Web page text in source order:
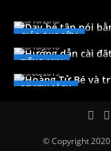
GIÁO DỤC SỚM
28/10/2018
TIẾNG ANH
máy tính
20/10/2018
REVIEW SÁCH
Hoàng Tử Bé
05/06/2019
© Copyright 2020